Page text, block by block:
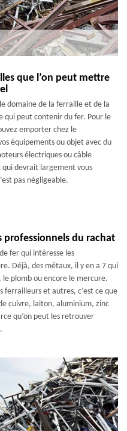
que l’on peut mettre
domaine de la ferraille et de la
qui peut contenir du fer. Pour le
emporter chez le
équipements ou objet avec du
électriques ou câble
qui devrait largement vous
pas négligeable.
professionnels du rachat
fer qui intéresse les
Déjà, des métaux, il y en a 7 qui
le plomb ou encore le mercure.
ferrailleurs et autres, c’est ce que
cuivre, laiton, aluminium, zinc
qu’on peut les retrouver